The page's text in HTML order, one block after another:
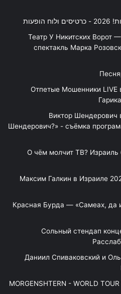
"Театр У Никитских
спектакль Марка
Отпетые Мошенники LIVE
Виктор Шендерович
Шендерович?» - съёмка
«О чём молчит ТВ?
Максим Галкин в Израиле
Красная Бурда — «Самеах, да
"Сольный стендап
"Даниил Спиваковский и
MORGENSHTERN - WORLD